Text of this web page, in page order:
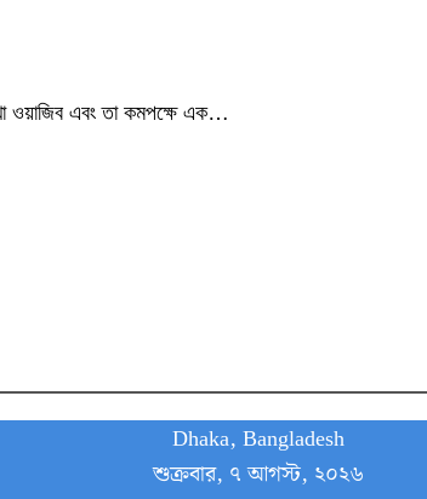
ওয়াজিব এবং তা কমপক্ষে এক…
Dhaka, Bangladesh
শুক্রবার, ৭ আগস্ট, ২০২৬